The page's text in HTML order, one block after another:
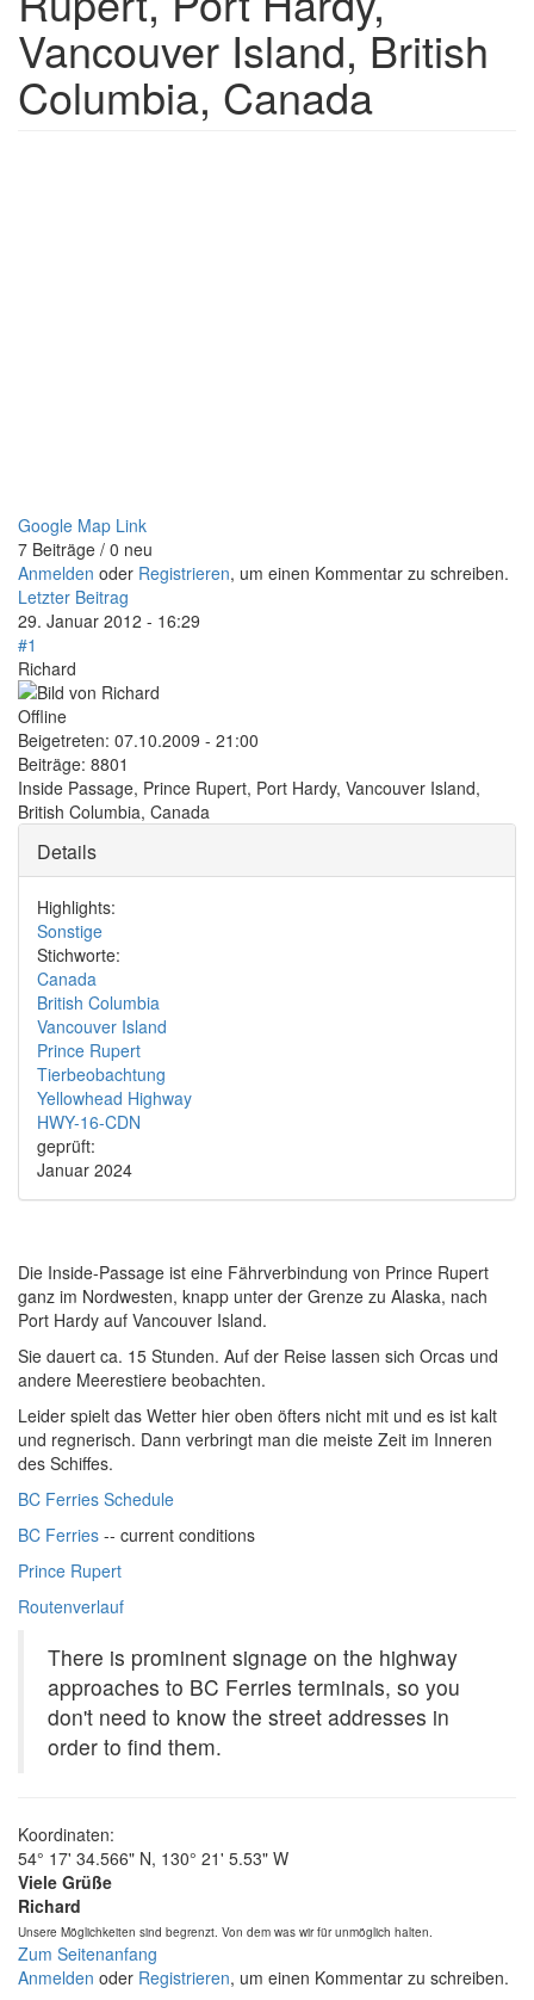
Vancouver Island, British
Columbia, Canada
Google Map Link
7 Beiträge / 0 neu
Anmelden oder Registrieren, um einen Kommentar zu schreiben.
Letzter Beitrag
29. Januar 2012 - 16:29
#1
Richard
Offline
Beigetreten: 07.10.2009 - 21:00
Beiträge: 8801
Inside Passage, Prince Rupert, Port Hardy, Vancouver Island,
British Columbia, Canada
Details
Highlights:
Sonstige
Stichworte:
Canada
British Columbia
Vancouver Island
Prince Rupert
Tierbeobachtung
Yellowhead Highway
HWY-16-CDN
geprüft:
Januar 2024
Die Inside-Passage ist eine Fährverbindung von Prince Rupert
ganz im Nordwesten, knapp unter der Grenze zu Alaska, nach
Port Hardy auf Vancouver Island.
Sie dauert ca. 15 Stunden. Auf der Reise lassen sich Orcas und
andere Meerestiere beobachten.
Leider spielt das Wetter hier oben öfters nicht mit und es ist kalt
und regnerisch. Dann verbringt man die meiste Zeit im Inneren
des Schiffes.
BC Ferries Schedule
BC Ferries -- current conditions
Prince Rupert
Routenverlauf
There is prominent signage on the highway
approaches to BC Ferries terminals, so you
don't need to know the street addresses in
order to find them.
Koordinaten:
54° 17' 34.566" N, 130° 21' 5.53" W
Viele Grüße
Richard
Unsere Möglichkeiten sind begrenzt. Von dem was wir für unmöglich halten.
Zum Seitenanfang
Anmelden oder Registrieren, um einen Kommentar zu schreiben.